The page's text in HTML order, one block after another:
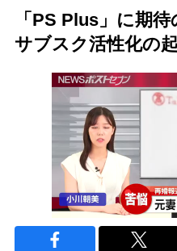
「PS Plus」に期
サブスク活性化の